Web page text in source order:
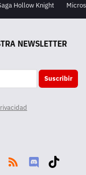
Hollow Knight
NEWSLETTER
Suscribir